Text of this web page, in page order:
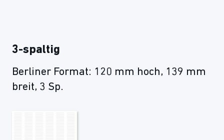
3-spaltig
Berliner Format: 120 mm hoch, 139 mm
breit, 3 Sp.